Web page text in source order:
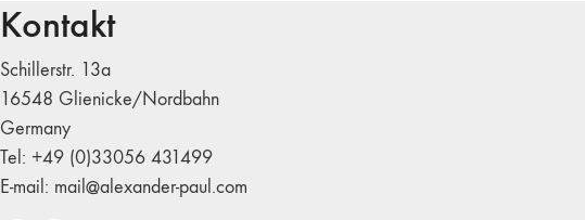
Kontakt
Schillerstr. 13a
16548 Glienicke/Nordbahn
Germany
Tel: +49 (0)33056 431499
E-mail: mail@alexander-paul.com